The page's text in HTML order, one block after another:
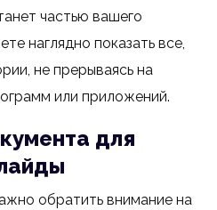
частью вашего
наглядно показать все,
не прерываясь на
или приложений.
для
обратить внимание на